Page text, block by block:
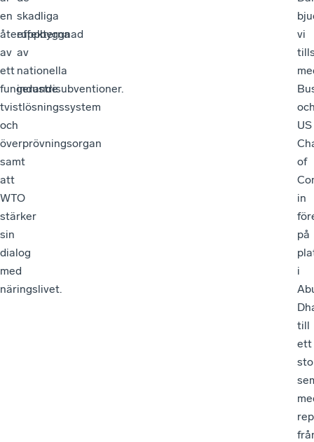
en
återuppbyggnad
av
ett
fungerande
tvistlösningssystem
och
överprövningsorgan
samt
att
WTO
stärker
sin
dialog
med
näringslivet.
skadliga
effekterna
av
nationella
industrisubventioner.
vi
US
of
in
på
i
till
ett